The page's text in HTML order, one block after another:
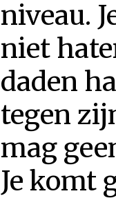
niveau.
niet
daden
tegen
mag
Je komt